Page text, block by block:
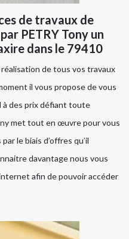
de travaux de
PETRY Tony un
dans le 79410
de tous vos travaux
il vous propose de vous
à des prix défiant toute
met tout en œuvre pour vous
le biais d’offres qu’il
davantage nous vous
afin de pouvoir accéder